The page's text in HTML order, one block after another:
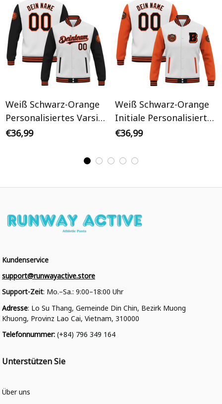
Weiß Schwarz-Orange
Personalisiertes Varsity
College Jacke
€36,99
Weiß Schwarz-Orange
Initiale Personalisiertes
Varsity College Jacke
€36,99
Kundenservice
support@runwayactive.store
Support-Zeit: Mo.–Sa.: 9:00–18:00 Uhr
Adresse: Lo Su Thang, Gemeinde Din Chin, Bezirk Muong
Khuong, Provinz Lao Cai, Vietnam, 310000
Telefonnummer: (+84) 796 349 164
Unterstützen Sie
Über uns